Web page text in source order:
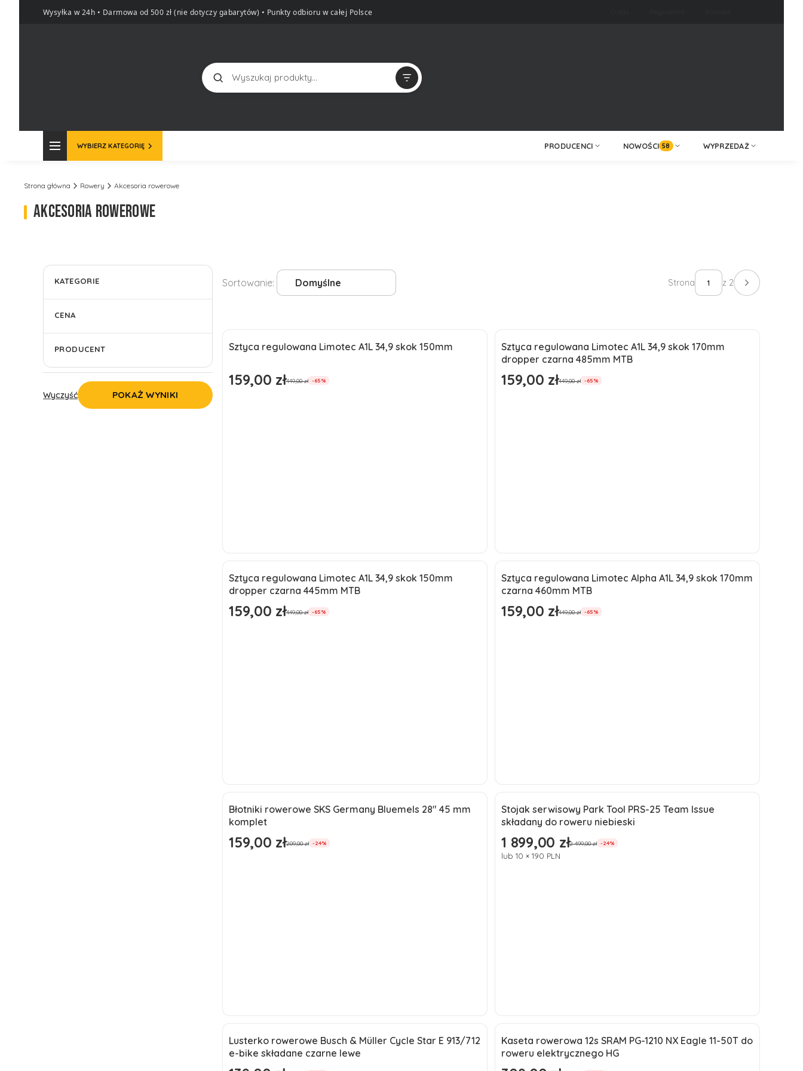
Wysyłka w 24h • Darmowa od 500 zł (nie dotyczy gabarytów) • Punkty odbioru w całej Polsce
Szukaj
WYBIERZ KATEGORIĘ PRODUCENCI NOWOŚCI 58 WYPRZEDAŻ
Strona główna Rowery Akcesoria rowerowe
AKCESORIA ROWEROWE
KATEGORIE
CENA
PRODUCENT
Wyczyść POKAŻ WYNIKI
Lista produktów
Sortowanie: Domyślne Strona z 2 Następne
Okazja
Sztyca regulowana Limotec A1L 34,9 skok 150mm
Cena promocyjna
159,00 zł449,00 zł -65%
Do koszyka
Okazja
Nowość
Sztyca regulowana Limotec A1L 34,9 skok 170mm
dropper czarna 485mm MTB
Cena promocyjna
159,00 zł449,00 zł -65%
Do koszyka
Okazja
Nowość
Sztyca regulowana Limotec A1L 34,9 skok 150mm
dropper czarna 445mm MTB
Cena promocyjna
159,00 zł449,00 zł -65%
Do koszyka
Okazja
Sztyca regulowana Limotec Alpha A1L 34,9 skok 170mm
czarna 460mm MTB
Cena promocyjna
159,00 zł449,00 zł -65%
Do koszyka
Okazja
Nowość
Błotniki rowerowe SKS Germany Bluemels 28" 45 mm
komplet
Cena promocyjna
159,00 zł209,00 zł -24%
Do koszyka
Okazja
Nowość
Stojak serwisowy Park Tool PRS-25 Team Issue
składany do roweru niebieski
Cena promocyjna
1 899,00 zł2 499,00 zł -24%
lub 10 × 190 PLN
Do koszyka
Okazja
Lusterko rowerowe Busch & Müller Cycle Star E 913/712
e-bike składane czarne lewe
Okazja
Kaseta rowerowa 12s SRAM PG-1210 NX Eagle 11-50T do
roweru elektrycznego HG